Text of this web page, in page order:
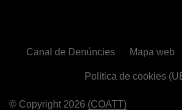
© Copyright 2026 (COATT)
Canal de Denúncies Mapa web
Política de cookies